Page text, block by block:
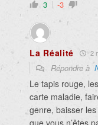
3 -3
La Réalité 2
Répondre à
Le tapis rouge,
carte maladie,
genre, baisser